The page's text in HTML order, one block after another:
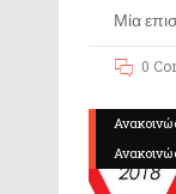
Μία
0